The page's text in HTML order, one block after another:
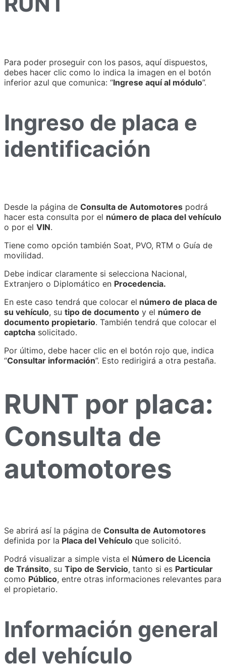
Para poder proseguir con los pasos, aquí dispuestos,
debes hacer clic como lo indica la imagen en el botón
inferior azul que comunica: “Ingrese aquí al módulo”.
Ingreso de placa e
identificación
Desde la página de Consulta de Automotores podrá
hacer esta consulta por el número de placa del vehículo
o por el VIN.
Tiene como opción también Soat, PVO, RTM o Guía de
movilidad.
Debe indicar claramente si selecciona Nacional,
Extranjero o Diplomático en Procedencia.
En este caso tendrá que colocar el número de placa de
su vehículo, su tipo de documento y el número de
documento propietario. También tendrá que colocar el
captcha solicitado.
Por último, debe hacer clic en el botón rojo que, indica
“Consultar información”. Esto redirigirá a otra pestaña.
RUNT por placa:
Consulta de
automotores
Se abrirá así la página de Consulta de Automotores
definida por la Placa del Vehículo que solicitó.
Podrá visualizar a simple vista el Número de Licencia
de Tránsito, su Tipo de Servicio, tanto si es Particular
como Público, entre otras informaciones relevantes para
el propietario.
Información general
del vehículo